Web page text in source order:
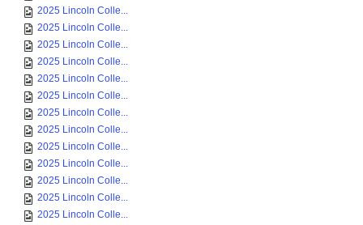
2025 Lincoln Colle...
2025 Lincoln Colle...
2025 Lincoln Colle...
2025 Lincoln Colle...
2025 Lincoln Colle...
2025 Lincoln Colle...
2025 Lincoln Colle...
2025 Lincoln Colle...
2025 Lincoln Colle...
2025 Lincoln Colle...
2025 Lincoln Colle...
2025 Lincoln Colle...
2025 Lincoln Colle...